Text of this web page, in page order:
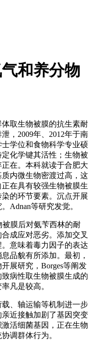
和养分物
取生物被膜的抗生素耐
，2009年、2012年于南
学位和食物科学专业硕
化学键其活性；生物被
在。本科就读于合肥大
内微生物密渡过高，这
在具有较强生物被膜生
的环节要素。沉点开展
Adnan等研究发觉。
膜后对氨苄西林的耐
成应对恶劣。添加交叉
意味着毒力因子的表达
品貌有所添加。最初，
展研究，Borges等阐发
病性取生物被膜生成的
凡是较高。
、轴运输等机制进一步
近接触加剧了基因突变
活细菌基因，正在生物
调群体行为。